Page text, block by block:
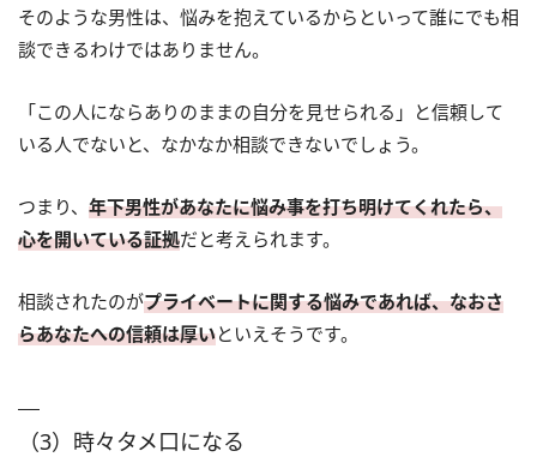
そのような男性は、悩みを抱えているからといって誰にでも相
談できるわけではありません。
「この人にならありのままの自分を見せられる」と信頼して
いる人でないと、なかなか相談できないでしょう。
つまり、 年下男性があなたに悩み事を打ち明けてくれたら、
心を開いている証拠だと考えられます。
相談されたのがプライベートに関する悩みであれば、なおさ
らあなたへの信頼は厚いといえそうです。
（3）時々タメ口になる